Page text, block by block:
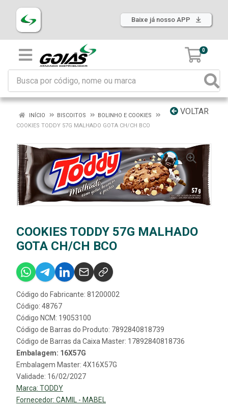
Baixe já nosso APP
0
VOLTAR
INÍCIO BISCOITOS
BOLINHO E COOKIES
COOKIES TODDY 57G MALHADO GOTA CH/CH BCO
COOKIES TODDY 57G MALHADO
GOTA CH/CH BCO
Código do Fabricante: 81200002
Código: 48767
Código NCM: 19053100
Código de Barras do Produto: 7892840818739
Código de Barras da Caixa Master: 17892840818736
Embalagem: 16X57G
Embalagem Master: 4X16X57G
Validade: 16/02/2027
Marca: TODDY
Fornecedor: CAMIL - MABEL